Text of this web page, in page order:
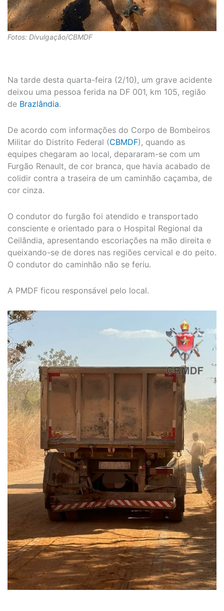
Fotos: Divulgação/CBMDF
Na tarde desta quarta-feira (2/10), um grave acidente
deixou uma pessoa ferida na DF 001, km 105, região
de Brazlândia.
De acordo com informações do Corpo de Bombeiros
Militar do Distrito Federal (CBMDF), quando as
equipes chegaram ao local, depararam-se com um
Furgão Renault, de cor branca, que havia acabado de
colidir contra a traseira de um caminhão caçamba, de
cor cinza.
O condutor do furgão foi atendido e transportado
consciente e orientado para o Hospital Regional da
Ceilândia, apresentando escoriações na mão direita e
queixando-se de dores nas regiões cervical e do peito.
O condutor do caminhão não se feriu.
A PMDF ficou responsável pelo local.